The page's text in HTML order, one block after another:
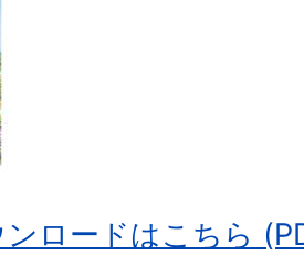
ンロードはこちら